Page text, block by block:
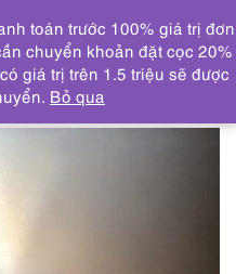
DANH MỤC
BẬT DIOR
5909-Kính
2035 eyeglasses
toán trước 100% giá trị đơn
chuyển khoản đặt cọc 20%
giá trị trên 1.5 triệu sẽ được
Bỏ qua